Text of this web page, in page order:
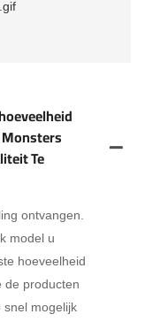
Monsters
Te
ontvangen.
model u
hoeveelheid
de producten
snel mogelijk